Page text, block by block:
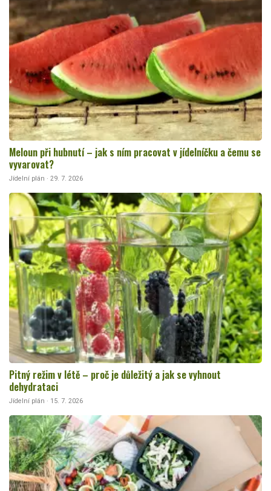
Meloun při hubnutí – jak s ním pracovat v jídelníčku a čemu se
vyvarovat?
Jídelní plán · 29. 7. 2026
Pitný režim v létě – proč je důležitý a jak se vyhnout
dehydrataci
Jídelní plán · 15. 7. 2026